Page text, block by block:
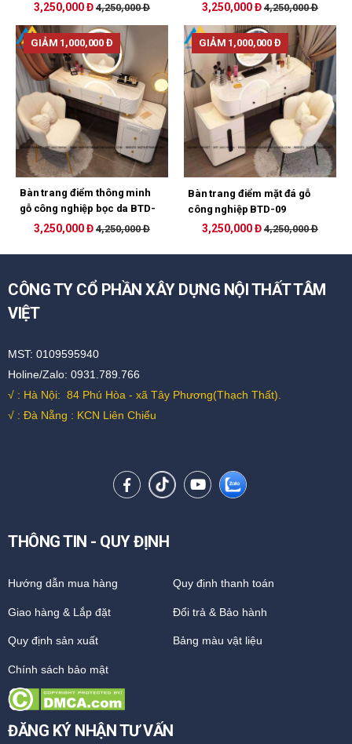
3,250,000 Đ 4,250,000 Đ 3,250,000 Đ 4,250,000 Đ
GIẢM 1,000,000 Đ
Bàn trang điểm thông minh
gỗ công nghiệp bọc da BTD-
3,250,000 Đ 4,250,000 Đ
GIẢM 1,000,000 Đ
Bàn trang điểm mặt đá gỗ
công nghiệp BTD-09
3,250,000 Đ 4,250,000 Đ
CÔNG TY CỔ PHẦN XÂY DỰNG NỘI THẤT TÂM
VIỆT
MST: 0109595940
Holine/Zalo: 0931.789.766
√ : Hà Nội: 84 Phú Hòa - xã Tây Phương(Thạch Thất).
√ : Đà Nẵng : KCN Liên Chiểu
THÔNG TIN - QUY ĐỊNH
Hướng dẫn mua hàng Quy định thanh toán
Giao hàng & Lắp đặt Đổi trả & Bảo hành
Quy định sản xuất Bảng màu vật liệu
Chính sách bảo mật
ĐĂNG KÝ NHẬN TƯ VẤN